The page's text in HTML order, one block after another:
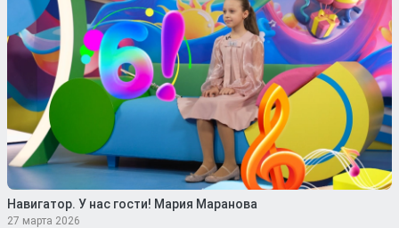
Навигатор. У нас гости! Мария Маранова
27 марта 2026